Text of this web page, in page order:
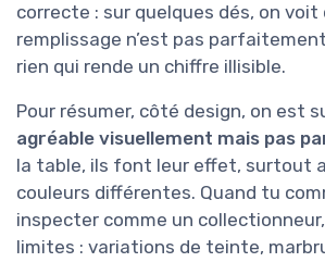
correcte : sur quelques dés, on voit
remplissage n’est pas
rien qui rende un chiffre illisible.
Pour résumer, côté design, on est
agréable visuellement mais pas
la table, ils font leur effet, surtout
couleurs différentes. Quand tu
inspecter comme un
limites : variations de teinte,